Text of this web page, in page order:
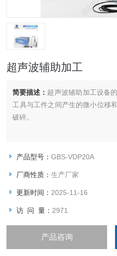
超声波辅助加工
简要描述： 超声波辅助加工设备
工具与工件之间产生的微小位移
破碎。
产品型号：GBS-VDP20A
厂商性质：生产厂家
更新时间： 2025-11-16
访 问 量： 2971
产品咨询